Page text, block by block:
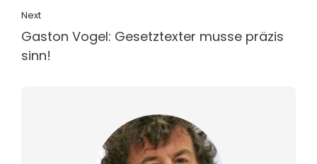
Next
Gaston Vogel: Gesetztexter musse präzis
sinn!